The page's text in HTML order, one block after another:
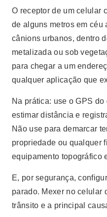
O receptor de um celular
de alguns metros em céu
cânions urbanos, dentro
metalizada ou sob
para chegar a um
qualquer aplicação que
Na prática: use o GPS
estimar distância e
Não use para demarcar
propriedade ou
equipamento topográfico
E, por segurança,
parado. Mexer no celular
trânsito e a principal